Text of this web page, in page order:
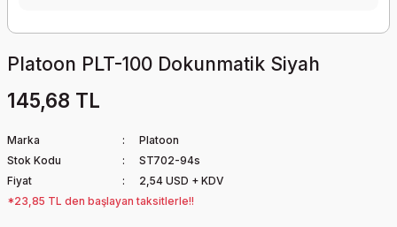
Platoon PLT-100 Dokunmatik Siyah
145,68 TL
Marka
Platoon
Stok Kodu
ST702-94s
Fiyat
2,54 USD + KDV
*23,85 TL den başlayan taksitlerle!!